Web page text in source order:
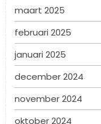
maart 2025
februari 2025
januari 2025
december 2024
november 2024
oktober 2024